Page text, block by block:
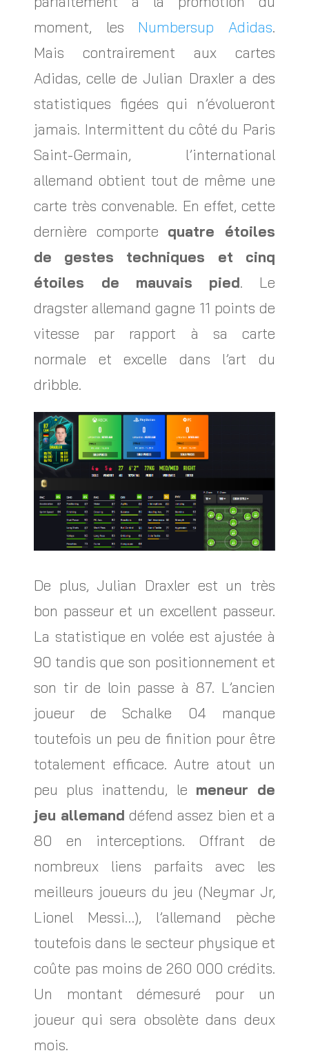
moment, les Numbersup Adidas.
Mais contrairement aux cartes
Adidas, celle de Julian Draxler a des
statistiques figées qui n’évolueront
jamais. Intermittent du côté du Paris
Saint-Germain, l’international
allemand obtient tout de même une
carte très convenable. En effet, cette
dernière comporte quatre étoiles
de gestes techniques et cinq
étoiles de mauvais pied. Le
dragster allemand gagne 11 points de
vitesse par rapport à sa carte
normale et excelle dans l’art du
dribble.
De plus, Julian Draxler est un très
bon passeur et un excellent passeur.
La statistique en volée est ajustée à
90 tandis que son positionnement et
son tir de loin passe à 87. L’ancien
joueur de Schalke 04 manque
toutefois un peu de finition pour être
totalement efficace. Autre atout un
peu plus inattendu, le meneur de
jeu allemand défend assez bien et a
80 en interceptions. Offrant de
nombreux liens parfaits avec les
meilleurs joueurs du jeu (Neymar Jr,
Lionel Messi…), l’allemand pèche
toutefois dans le secteur physique et
coûte pas moins de 260 000 crédits.
Un montant démesuré pour un
joueur qui sera obsolète dans deux
mois.